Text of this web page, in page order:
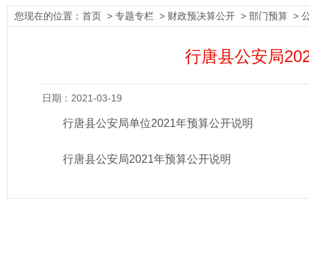
您现在的位置： 首页 > 专题专栏 > 财政预决算公开 > 部门预算 >
行唐县公安局
日期：2021-03-19
行唐县公安局单位2021年预算公开说明
行唐县公安局2021年预算公开说明